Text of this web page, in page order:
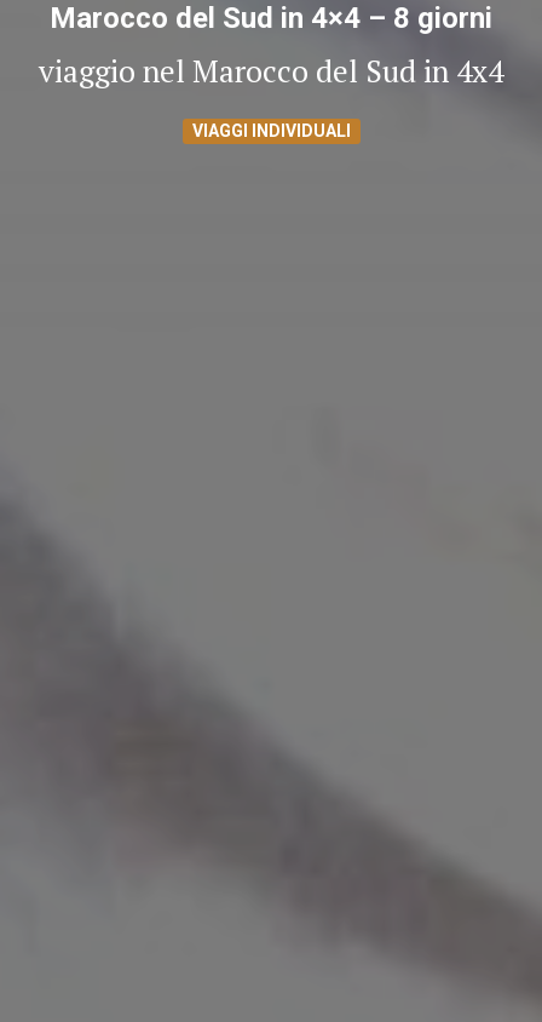
Marocco del Sud in 4×4 – 8 giorni
viaggio nel Marocco del Sud in 4x4
VIAGGI INDIVIDUALI